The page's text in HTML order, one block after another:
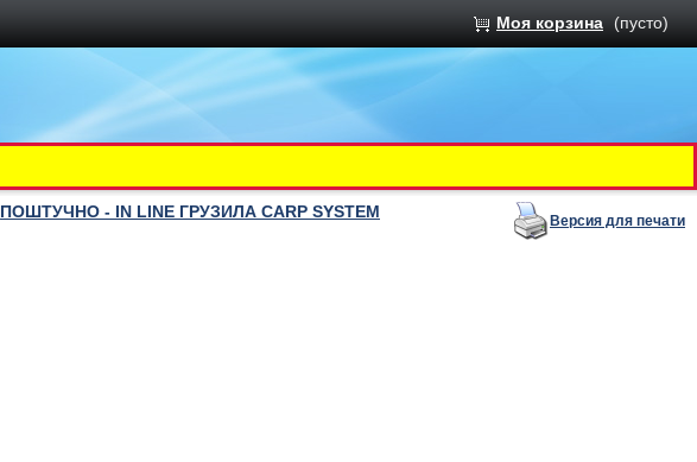
Моя корзина (пусто)
ПОШТУЧНО - IN LINE ГРУЗИЛА CARP SYSTEM Версия для печати